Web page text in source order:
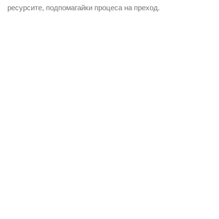
ресурсите, подпомагайки процеса на преход.